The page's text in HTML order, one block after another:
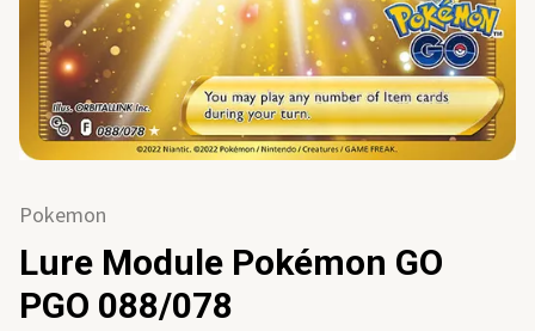
Pokemon
Lure Module Pokémon GO
PGO 088/078